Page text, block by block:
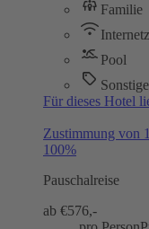
Familie
Pool
Für dieses Hotel
Zustimmung von
100%
Pauschalreise
ab €576,-